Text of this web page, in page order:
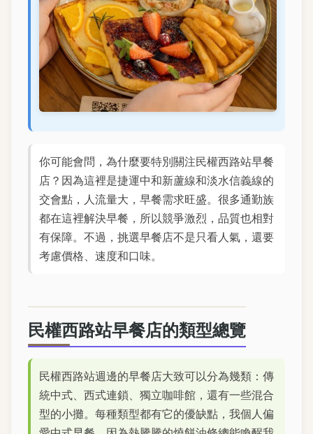
你可能會問，為什麼要特別關注民權西路站早餐
店？因為這裡是捷運中和新蘆線和淡水信義線的
交會點，人流量大，早餐需求旺盛。很多通勤族
都在這裡解決早餐，所以競爭激烈，品質也相對
有保障。不過，挑選早餐店不是只看人氣，還要
考慮價格、速度和口味。
民權西路站早餐店的類型總覽
民權西路站週邊的早餐店大致可以分為幾類：傳
統中式、西式連鎖、獨立咖啡館，還有一些混合
型的小攤。每種類型都有它的優缺點，我個人偏